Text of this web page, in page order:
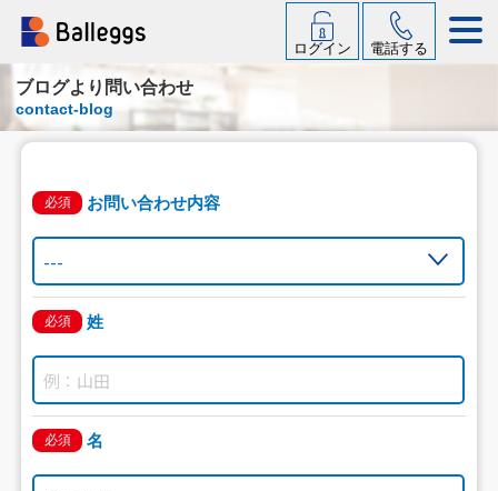
ログイン 電話する
ブログより問い合わせ
contact-blog
必須 お問い合わせ内容
必須 姓
必須 名